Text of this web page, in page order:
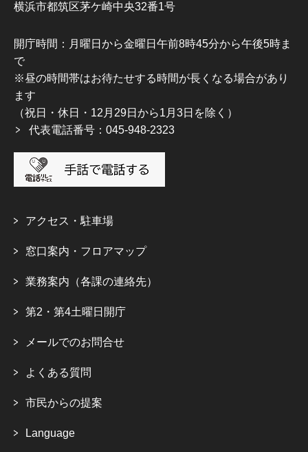
横浜市都筑区茅ケ崎中央32番1号
開庁時間：月曜日から金曜日午前8時45分から午後5時ま
で
※昼の時間帯はお待たせする時間が長くなる場合があり
ます
（祝日・休日・12月29日から1月3日を除く）
代表電話番号：045-948-2323
アクセス・駐車場
窓口案内・フロアマップ
業務案内（各課の連絡先）
第2・第4土曜日開庁
メールでのお問合せ
よくある質問
市民からの提案
Language